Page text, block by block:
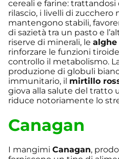
cereali e farine:
rilascio, i livelli di zucchero
mantengono stabili,
di sazietà tra un pasto e
riserve di minerali, le alghe
rinforzare le funzioni
controllo il metabolismo.
produzione di globuli
immunitario, il mirtillo
giova alla salute del tratto
riduce notoriamente lo
Canagan
I mangimi Canagan,